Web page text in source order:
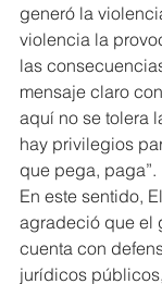
generó la
violencia la
las
mensaje claro
aquí no se tolera
hay privilegios
que pega, paga”.
En este sentido,
agradeció que el
cuenta con
jurídicos